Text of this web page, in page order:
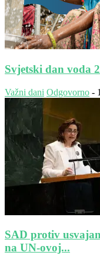
Svjetski dan voda
Važni dani Odgovorno -
SAD protiv
na UN-ovoj...